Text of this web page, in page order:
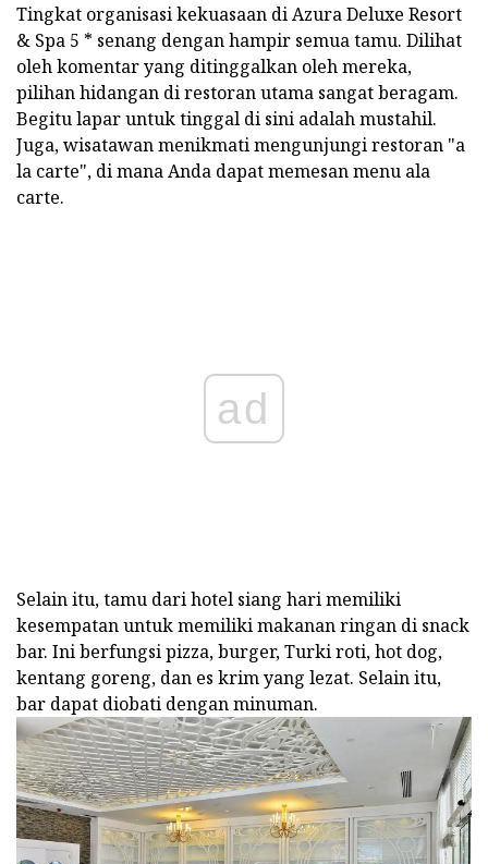
Tingkat organisasi kekuasaan di Azura Deluxe Resort
& Spa 5 * senang dengan hampir semua tamu. Dilihat
oleh komentar yang ditinggalkan oleh mereka,
pilihan hidangan di restoran utama sangat beragam.
Begitu lapar untuk tinggal di sini adalah mustahil.
Juga, wisatawan menikmati mengunjungi restoran "a
la carte", di mana Anda dapat memesan menu ala
carte.
ad
Selain itu, tamu dari hotel siang hari memiliki
kesempatan untuk memiliki makanan ringan di snack
bar. Ini berfungsi pizza, burger, Turki roti, hot dog,
kentang goreng, dan es krim yang lezat. Selain itu,
bar dapat diobati dengan minuman.